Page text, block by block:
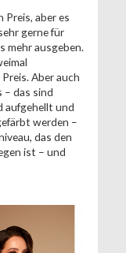
aber es
gerne für
mehr ausgeben.
Aber auch
– das sind
aufgehellt und
werden –
das den
ist – und